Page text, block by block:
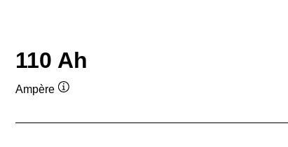
110 Ah
Ampère
de